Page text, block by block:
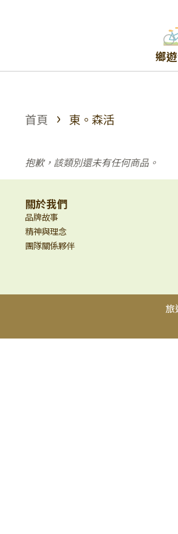
鄉
首頁 › 東。森活
抱歉，該類別還未有任何商品。
關於我們
品牌故事
精神與理念
團隊關係夥伴
旅